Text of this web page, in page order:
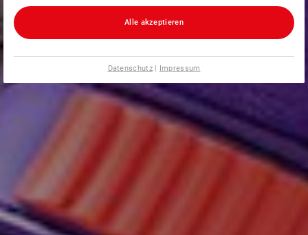
Alle akzeptieren
Datenschutz| Impressum